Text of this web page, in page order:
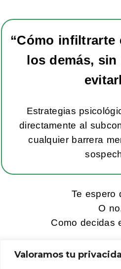
Valoramos tu
“Cómo infiltrarte
los demás,
Estrategias
directamente al
cualquier barrera
Te espero
O
Como decidas